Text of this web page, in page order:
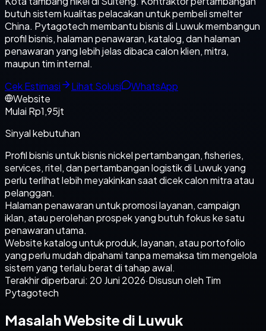
butuh sistem kualitas pelacakan untuk pembeli smelter
China. Pytagotech membantu bisnis di Luwuk membangun
profil bisnis, halaman penawaran, katalog, dan halaman
penawaran yang lebih jelas dibaca calon klien, mitra,
maupun tim internal.
Cek Estimasi
Lihat Solusi
WhatsApp
Website
Mulai Rp1,95jt
Sinyal kebutuhan
Profil bisnis untuk bisnis nickel pertambangan, fisheries,
services, ritel, dan pertambangan logistik di Luwuk yang
perlu terlihat lebih meyakinkan saat dicek calon mitra atau
pelanggan.
Halaman penawaran untuk promosi layanan, campaign
iklan, atau perolehan prospek yang butuh fokus ke satu
penawaran utama.
Website katalog untuk produk, layanan, atau portofolio
yang perlu mudah dipahami tanpa memaksa tim mengelola
sistem yang terlalu berat di tahap awal.
Terakhir diperbarui: 20 Juni 2026·Disusun oleh Tim
Pytagotech
Masalah Website di Luwuk